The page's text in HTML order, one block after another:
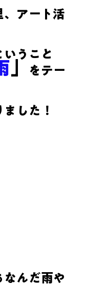
、アート活
うこと
をテー
した！
なんだ雨や